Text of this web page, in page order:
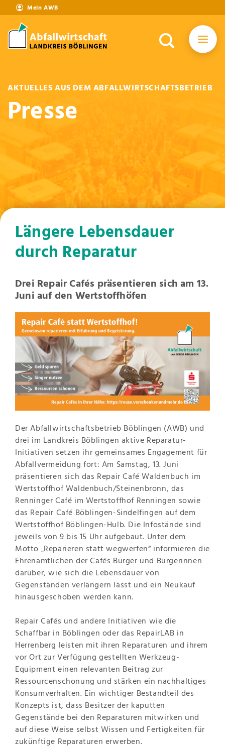
Mein AWB
AKTUELLES AUS DEM ABFALLWIRTSCHAFTSBETRIEB
Presse
Längere Lebensdauer
durch Reparatur
Drei Repair Cafés präsentieren sich am 13.
Juni auf den Wertstoffhöfen
Der Abfallwirtschaftsbetrieb Böblingen (AWB) und
drei im Landkreis Böblingen aktive Reparatur-
Initiativen setzen ihr gemeinsames Engagement für
Abfallvermeidung fort: Am Samstag, 13. Juni
präsentieren sich das Repair Café Waldenbuch im
Wertstoffhof Waldenbuch/Steinenbronn, das
Renninger Café im Wertstoffhof Renningen sowie
das Repair Café Böblingen-Sindelfingen auf dem
Wertstoffhof Böblingen-Hulb. Die Infostände sind
jeweils von 9 bis 15 Uhr aufgebaut. Unter dem
Motto „Reparieren statt wegwerfen“ informieren die
Ehrenamtlichen der Cafés Bürger und Bürgerinnen
darüber, wie sich die Lebensdauer von
Gegenständen verlängern lässt und ein Neukauf
hinausgeschoben werden kann.
Repair Cafés und andere Initiativen wie die
Schaffbar in Böblingen oder das RepairLAB in
Herrenberg leisten mit ihren Reparaturen und ihrem
vor Ort zur Verfügung gestellten Werkzeug-
Equipment einen relevanten Beitrag zur
Ressourcenschonung und stärken ein nachhaltiges
Konsumverhalten. Ein wichtiger Bestandteil des
Konzepts ist, dass Besitzer der kaputten
Gegenstände bei den Reparaturen mitwirken und
auf diese Weise selbst Wissen und Fertigkeiten für
zukünftige Reparaturen erwerben.